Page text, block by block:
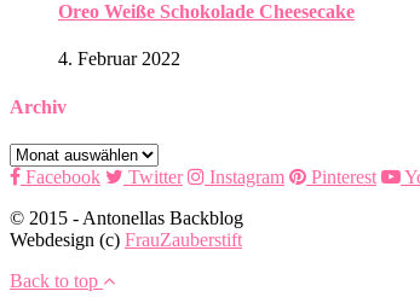
Oreo Weiße Schokolade Cheesecake
4. Februar 2022
Archiv
Archiv
Facebook
Twitter Instagram Pinterest
© 2015 - Antonellas Backblog
Webdesign (c) FrauZauberstift
Back to top